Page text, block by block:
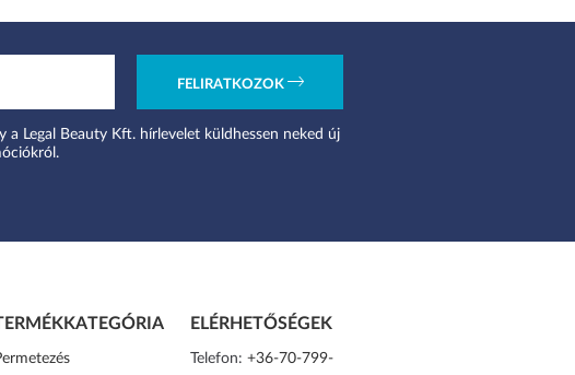
FELIRATKOZOK
a Legal Beauty Kft. hírlevelet küldhessen neked új
ELÉRHETŐSÉGEK
Telefon: +36-70-799-